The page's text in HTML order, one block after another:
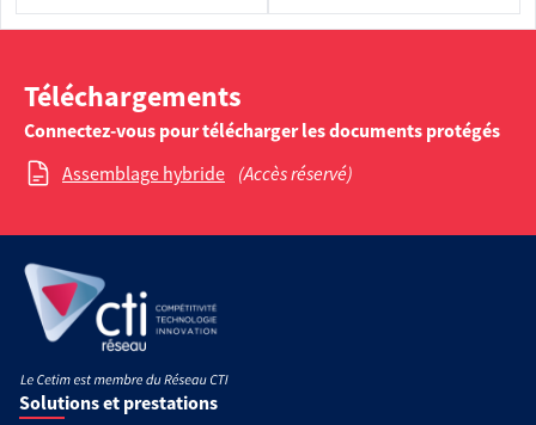
Téléchargements
Connectez-vous pour télécharger les documents protégés
Assemblage hybride (Accès réservé)
Solutions et prestations